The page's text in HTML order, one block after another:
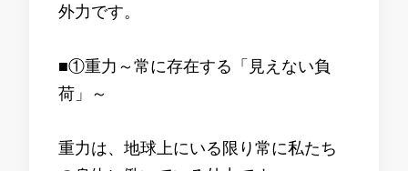
外力です。
■①重力～常に存在する「見えない負
荷」～
重力は、地球上にいる限り常に私たち